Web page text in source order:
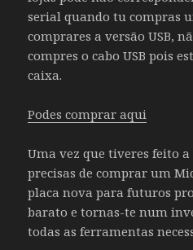
serial quando tu compras
comprares a versão USB,
compres o cabo USB pois
caixa.
Podes comprar aqui
Uma vez que tiveres feito
precisas de comprar um
placa nova para futuros
barato e tornas-te num
todas as ferramentas